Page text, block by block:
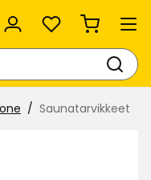
Suosikit
Saunatarvikkeet